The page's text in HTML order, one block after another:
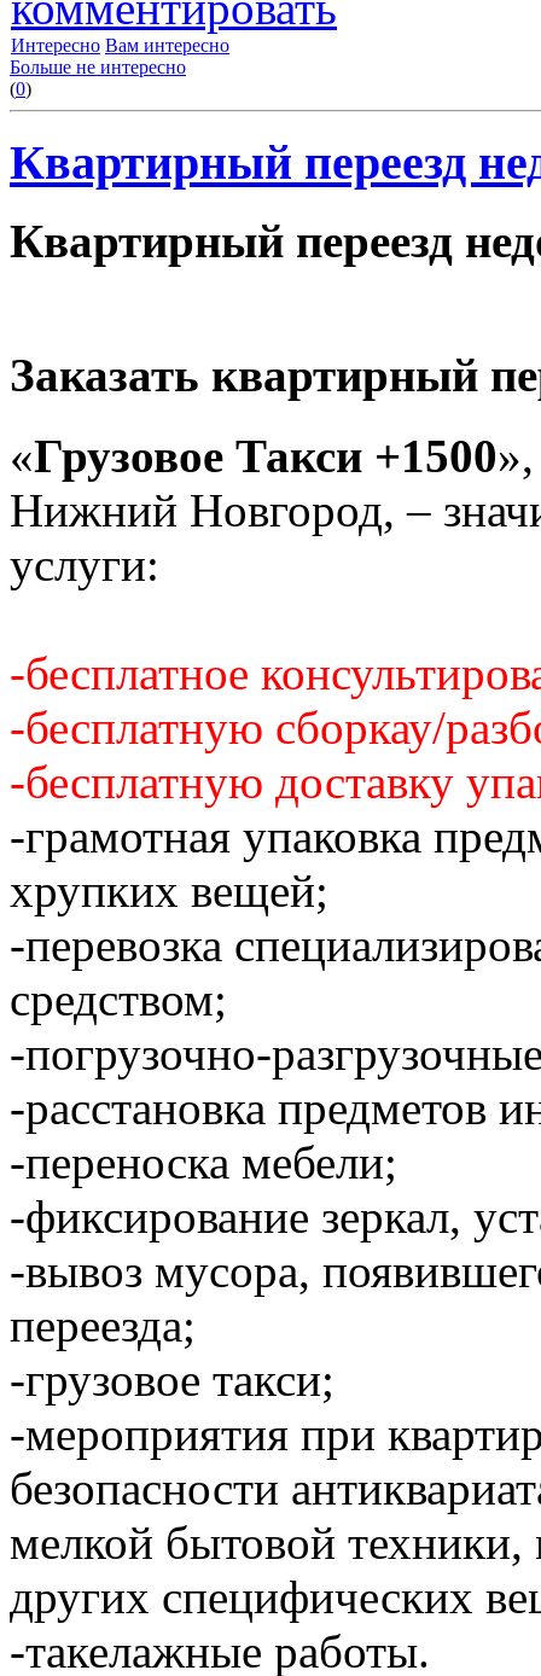
Интересно Вам интересно
Больше не интересно
(0)
Квартирный переезд
Квартирный переезд
Заказать квартирный
«Грузовое Такси +1500
Нижний Новгород, –
услуги:
-бесплатное
-бесплатную сборкау/
-бесплатную доставку
-грамотная упаковка
хрупких вещей;
-перевозка
средством;
-погрузочно-
-расстановка предметов
-переноска мебели;
-фиксирование зеркал,
-вывоз мусора,
переезда;
-грузовое такси;
-мероприятия при
безопасности
мелкой бытовой техники,
других специфических
-такелажные работы.